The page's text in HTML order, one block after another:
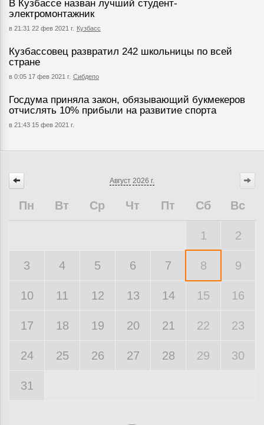
В Кузбассе назван лучший студент-
электромонтажник
в 21:31 22 фев 2021 г. Кузбасс
Кузбассовец развратил 242 школьницы по всей
стране
в 0:05 17 фев 2021 г. Сибдепо
Госдума приняла закон, обязывающий букмекеров
отчислять 10% прибыли на развитие спорта
в 21:43 15 фев 2021 г.
Август 2026 г.
Пн Вт Ср Чт Пт Сб Вс
1 2
3 4 5 6 7 8 9
10 11 12 13 14 15 16
17 18 19 20 21 22 23
24 25 26 27 28 29 30
31